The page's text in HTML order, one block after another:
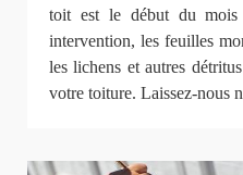
toit est le début du mois
intervention, les feuilles
les lichens et autres
votre toiture. Laissez-nous